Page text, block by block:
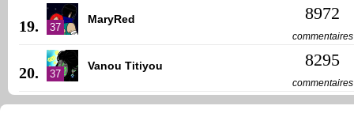
19. 37
MaryRed 8972
commentaires
20. 37
Vanou Titiyou 8295
commentaires